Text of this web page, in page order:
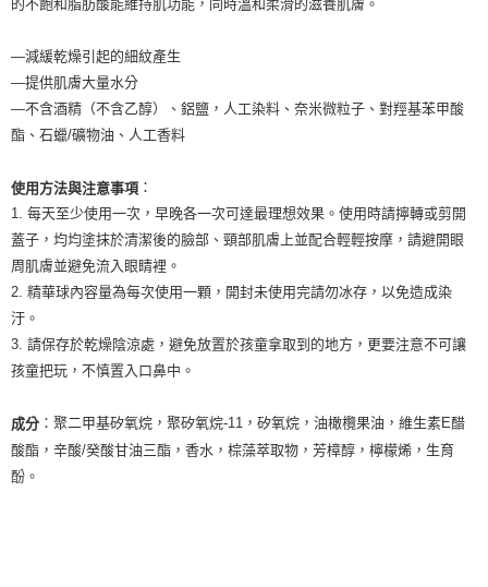
每筆NT$80，滿NT$999(含以上)免運費
7-11取貨付款
每筆NT$80，滿NT$999(含以上)免運費
每筆NT$80，滿NT$999(含以上)免運費
每筆NT$100，滿NT$999(含以上)免運費
離島宅配（澎湖、金門、馬祖、小琉球）
每筆NT$250，滿NT$3,000(含以上)免運費
付款後門市自取
的不飽和脂肪酸能維持肌功能，同時溫和柔滑的滋養肌膚。
—減緩乾燥引起的細紋產生
—提供肌膚大量水分
—不含酒精（不含乙醇）、鋁鹽，人工染料、奈米微粒子、對羥基苯甲酸
酯、石蠟/礦物油、人工香料
使用方法與注意事項 ：
1. 每天至少使用一次，早晚各一次可達最理想效果。使用時請擰轉或剪開
蓋子，均均塗抹於清潔後的臉部、頸部肌膚上並配合輕輕按摩，請避開眼
周肌膚並避免流入眼睛裡。
2. 精華球內容量為每次使用一顆，開封未使用完請勿冰存，以免造成染
汙。
3. 請保存於乾燥陰涼處，避免放置於孩童拿取到的地方，更要注意不可讓
孩童把玩，不慎置入口鼻中。
成分 ：聚二甲基矽氧烷，聚矽氧烷-11，矽氧烷，油橄欖果油，維生素E醋
酸酯，辛酸/癸酸甘油三酯，香水，棕藻萃取物，芳樟醇，檸檬烯，生育
酚。